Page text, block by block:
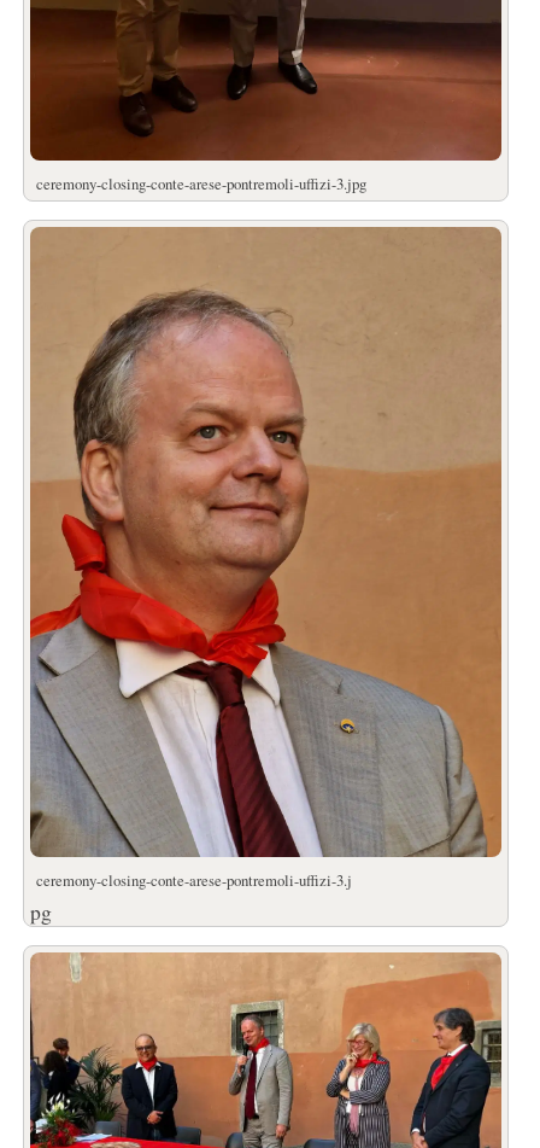
ceremony-closing-conte-arese-pontremoli-uffizi-3.jpg
ceremony-closing-conte-arese-pontremoli-uffizi-3.j
pg